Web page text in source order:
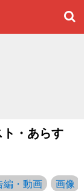
・あらす
編・動画 画像